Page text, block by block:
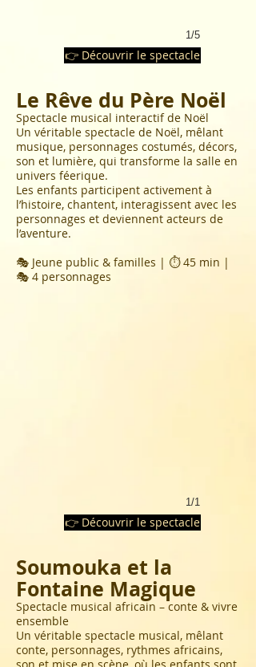
1/5
👉 Découvrir le spectacle
Le Rêve du Père Noël
Spectacle musical interactif de Noël
Un véritable spectacle de Noël, mêlant
musique, personnages costumés, décors,
son et lumière, qui transforme la salle en
univers féerique.
Les enfants participent activement à
l’histoire, chantent, interagissent avec les
personnages et deviennent acteurs de
l’aventure.
🎭 Jeune public & familles | ⏱ 45 min |
🎭 4 personnages
1/1
👉 Découvrir le spectacle
Soumouka et la
Fontaine Magique
Spectacle musical africain – conte & vivre
ensemble
Un véritable spectacle musical, mêlant
conte, personnages, rythmes africains,